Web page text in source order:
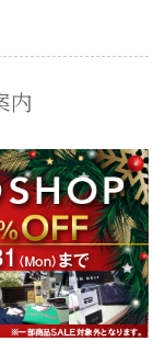
内